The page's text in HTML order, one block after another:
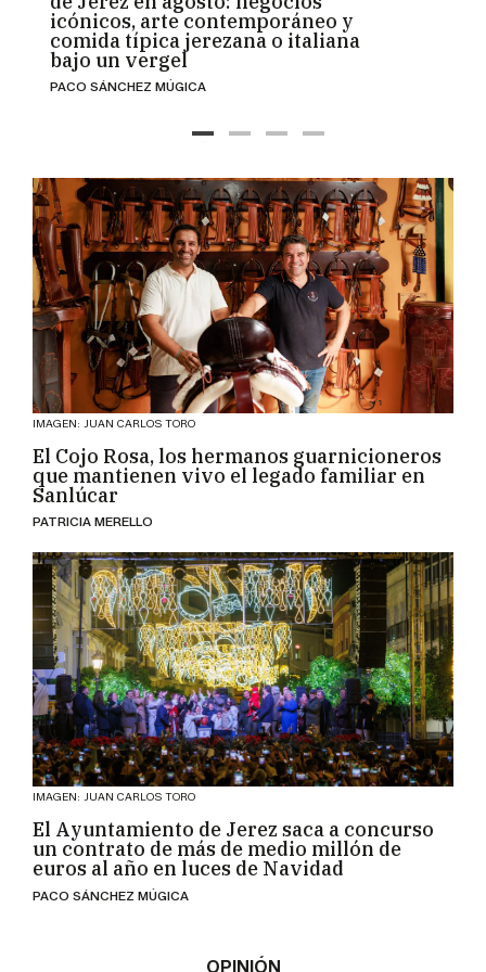
icónicos, arte contemporáneo y
comida típica jerezana o italiana
bajo un vergel
PACO SÁNCHEZ MÚGICA
IMAGEN: JUAN CARLOS TORO
El Cojo Rosa, los hermanos guarnicioneros
que mantienen vivo el legado familiar en
Sanlúcar
PATRICIA MERELLO
IMAGEN: JUAN CARLOS TORO
El Ayuntamiento de Jerez saca a concurso
un contrato de más de medio millón de
euros al año en luces de Navidad
PACO SÁNCHEZ MÚGICA
OPINIÓN